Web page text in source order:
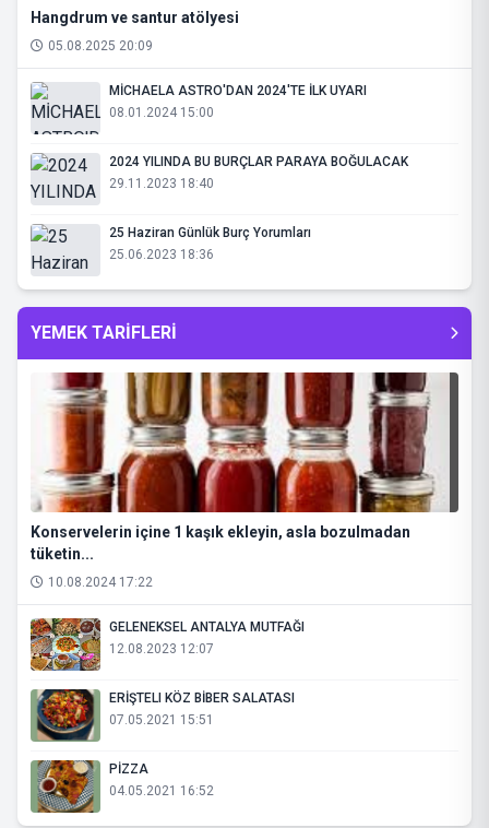
Hangdrum ve santur atölyesi
05.08.2025 20:09
MİCHAELA ASTRO'DAN 2024'TE İLK UYARI
08.01.2024 15:00
2024 YILINDA BU BURÇLAR PARAYA BOĞULACAK
29.11.2023 18:40
25 Haziran Günlük Burç Yorumları
25.06.2023 18:36
YEMEK TARİFLERİ
Konservelerin içine 1 kaşık ekleyin, asla bozulmadan
tüketin...
10.08.2024 17:22
GELENEKSEL ANTALYA MUTFAĞI
12.08.2023 12:07
ERİŞTELI KÖZ BİBER SALATASI
07.05.2021 15:51
PİZZA
04.05.2021 16:52